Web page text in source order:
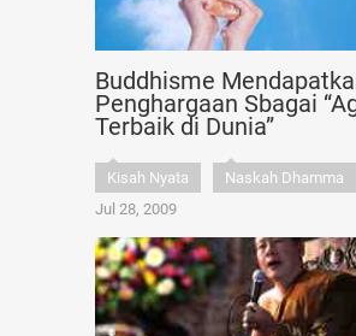
Buddhisme
Penghargaan Sbagai
Terbaik di Dunia”
Kisah Nyata
Naskah Dhamma
Jul 28, 2009